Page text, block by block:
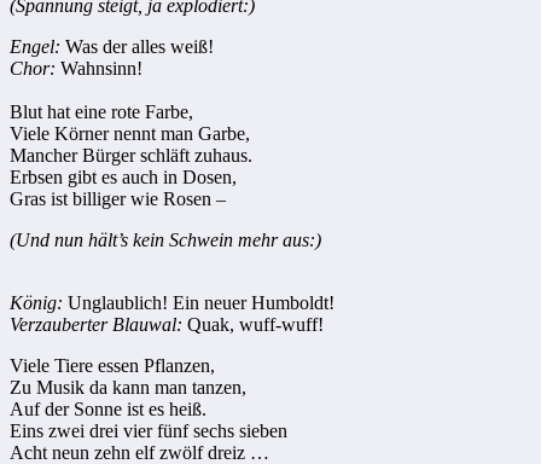
(Spannung steigt, ja explodiert:)
Engel: Was der alles weiß!
Chor: Wahnsinn!
Blut hat eine rote Farbe,
Viele Körner nennt man Garbe,
Mancher Bürger schläft zuhaus.
Erbsen gibt es auch in Dosen,
Gras ist billiger wie Rosen –
(Und nun hält’s kein Schwein mehr aus:)
König: Unglaublich! Ein neuer Humboldt!
Verzauberter Blauwal: Quak, wuff-wuff!
Viele Tiere essen Pflanzen,
Zu Musik da kann man tanzen,
Auf der Sonne ist es heiß.
Eins zwei drei vier fünf sechs sieben
Acht neun zehn elf zwölf dreiz …